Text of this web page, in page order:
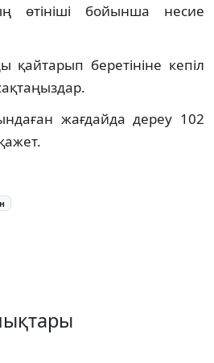
өтініші бойынша несие
қайтарып беретініне кепіл
жағдайда дереу 102